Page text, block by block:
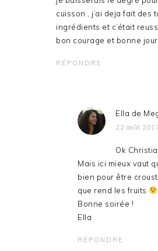
cuisson , j’ai deja fait des
ingrédients et c’était
bon courage et bonne
RÉPONDRE
Ella de
22 août
Ok
Mais ici mieux vaut
bien pour être
que rend les fruits
Bonne soirée !
Ella
RÉPONDRE